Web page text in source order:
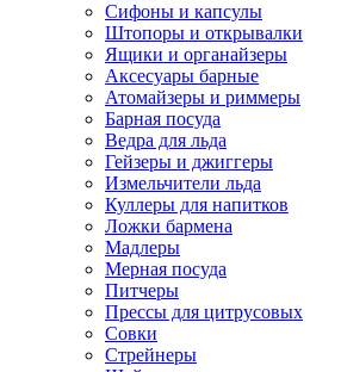
Сифоны и капсулы
Штопоры и открывалки
Ящики и органайзеры
Аксесуары барные
Атомайзеры и риммеры
Барная посуда
Ведра для льда
Гейзеры и джиггеры
Измельчители льда
Куллеры для напитков
Ложки бармена
Мадлеры
Мерная посуда
Питчеры
Прессы для цитрусовых
Совки
Стрейнеры